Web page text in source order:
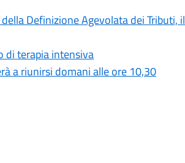
Definizione Agevolata dei Tributi, il
di terapia intensiva
a riunirsi domani alle ore 10,30